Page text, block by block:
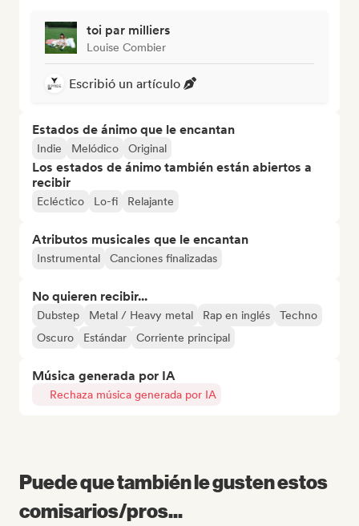
toi par milliers
Louise Combier
Escribió un artículo
Estados de ánimo que le encantan
Indie Melódico Original
Los estados de ánimo también están abiertos a
recibir
Ecléctico Lo-fi Relajante
Atributos musicales que le encantan
Instrumental Canciones finalizadas
No quieren recibir...
Dubstep Metal / Heavy metal Rap en inglés
Techno
Oscuro
Estándar Corriente principal
Música generada por IA
Rechaza música generada por IA
Puede que también le gusten estos
comisarios/pros...